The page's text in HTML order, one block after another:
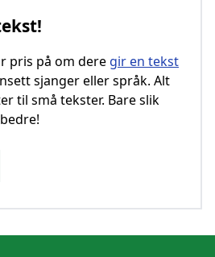
pris på om dere gir en tekst
sjanger eller språk. Alt
til små tekster. Bare slik